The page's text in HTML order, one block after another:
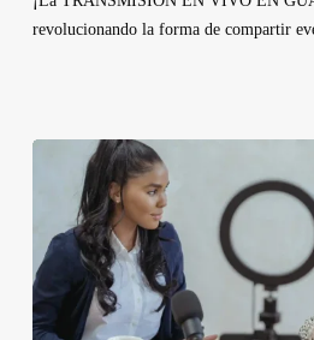
revolucionando la forma de compartir